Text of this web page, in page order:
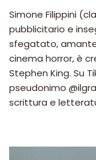
Simone Filippini
pubblicitario e
sfegatato,
cinema horror, è
Stephen King. Su
pseudonimo
scrittura e